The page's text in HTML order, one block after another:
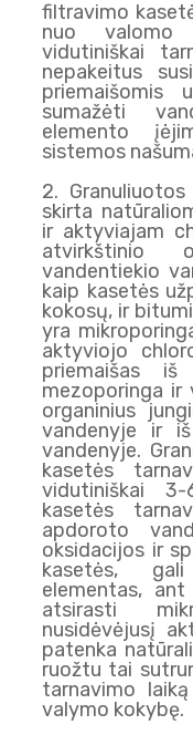
filtravimo
nuo valomo
vidutiniškai
nepakeitus
priemaišomis
sumažėti
elemento
sistemos
2.
skirta
ir aktyviajam
atvirkštinio
vandentiekio
kaip kasetės
kokosų, ir
yra
aktyviojo
priemaišas
mezoporinga ir
organinius
vandenyje ir
vandenyje.
kasetės
vidutiniškai
kasetės
apdoroto
oksidacijos ir
kasetės,
elementas,
atsirasti
nusidėvėjusį
patenka
ruožtu tai
tarnavimo
valymo kokybę.